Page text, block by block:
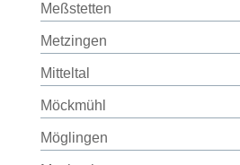
Meßstetten
Metzingen
Mitteltal
Möckmühl
Möglingen